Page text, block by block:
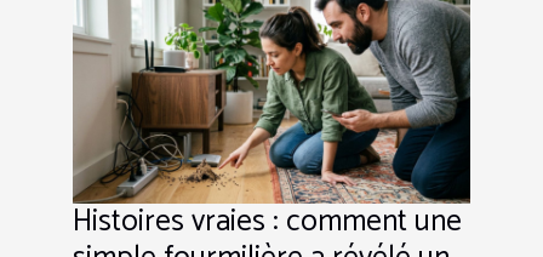
Histoires vraies : comment une